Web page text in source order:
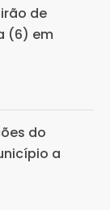
de
(6) em
do
a